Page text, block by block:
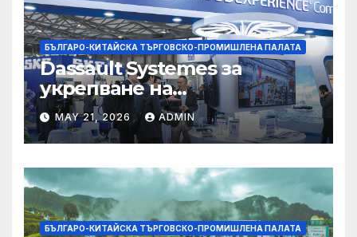
БЪЛГАРО-КИТАЙСКА ТЪРГОВСКО-ПРОМИШЛЕНА ПАЛАТА
Dassault Systemes за
укрепване на
изграждането на AI
екосистема в Китай
MAY 21, 2026 ADMIN
БЪЛГАРО-КИТАЙСКА ТЪРГОВСКО-ПРОМИШЛЕНА ПАЛАТА